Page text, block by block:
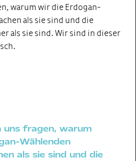
warum wir die Erdogan-
als sie sind und die
als sie sind. Wir sind in dieser
uns fragen, warum
Wählenden
als sie sind und die